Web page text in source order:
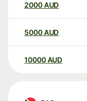
2000AUD
5000AUD
10000 AUD